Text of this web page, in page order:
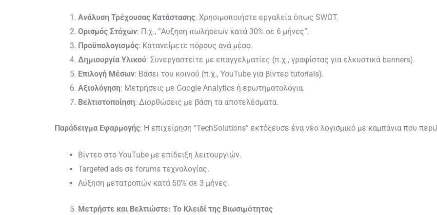
Ανάλυση Τρέχουσας Κατάστασης: Χρησιμοποιήστε εργαλεία όπως SWOT.
Ορισμός Στόχων: Π.χ., “Αύξηση πωλήσεων κατά 30% σε 6 μήνες”.
Προϋπολογισμός: Κατανείμετε πόρους ανά μέσο.
Δημιουργία Υλικού: Συνεργαστείτε με επαγγελματίες (π.χ., γραφίστας για ελκυστικά banners).
Επιλογή Μέσων: Βάσει του κοινού (π.χ., YouTube για βίντεο tutorials).
Αξιολόγηση: Μετρήσεις με Google Analytics ή ερωτηματολόγια.
Βελτιστοποίηση: Διορθώσεις με βάση τα αποτελέσματα.
Παράδειγμα Εφαρμογής: Η επιχείρηση “TechSolutions” εκτόξευσε ένα νέο λογισμικό με καμπάνια που
Βίντεο στο YouTube με επίδειξη λειτουργιών.
Targeted ads σε forums τεχνολογίας.
Αύξηση μετατροπών κατά 50% σε 3 μήνες.
Μετρήστε και Βελτιώστε: Το Κλειδί της Βιωσιμότητας